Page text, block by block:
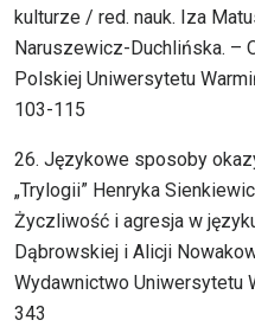
kulturze / red. nauk. Iza
Naruszewicz-Duchlińska. –
Polskiej Uniwersytetu
103-115
26. Językowe sposoby
„Trylogii” Henryka
Życzliwość i agresja w
Dąbrowskiej i Alicji
Wydawnictwo Uniwersytetu
343